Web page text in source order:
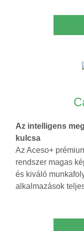
Az intelligens
kulcsa
Az Aceso+
rendszer magas
és kiváló
alkalmazások